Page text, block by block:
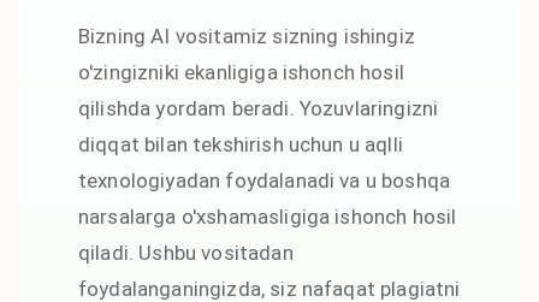
Bizning AI vositamiz sizning ishingiz
o'zingizniki ekanligiga ishonch hosil
qilishda yordam beradi. Yozuvlaringizni
diqqat bilan tekshirish uchun u aqlli
texnologiyadan foydalanadi va u boshqa
narsalarga o'xshamasligiga ishonch hosil
qiladi. Ushbu vositadan
foydalanganingizda, siz nafaqat plagiatni